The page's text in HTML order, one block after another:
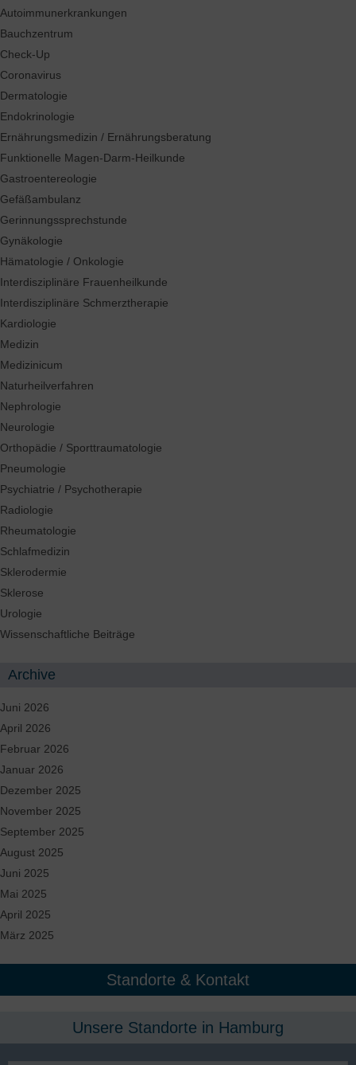
Autoimmunerkrankungen
Bauchzentrum
Check-Up
Coronavirus
Dermatologie
Endokrinologie
Ernährungsmedizin / Ernährungsberatung
Funktionelle Magen-Darm-Heilkunde
Gastroentereologie
Gefäßambulanz
Gerinnungssprechstunde
Gynäkologie
Hämatologie / Onkologie
Interdisziplinäre Frauenheilkunde
Interdisziplinäre Schmerztherapie
Kardiologie
Medizin
Medizinicum
Naturheilverfahren
Nephrologie
Neurologie
Orthopädie / Sporttraumatologie
Pneumologie
Psychiatrie / Psychotherapie
Radiologie
Rheumatologie
Schlafmedizin
Sklerodermie
Sklerose
Urologie
Wissenschaftliche Beiträge
Archive
Juni 2026
April 2026
Februar 2026
Januar 2026
Dezember 2025
November 2025
September 2025
August 2025
Juni 2025
Mai 2025
April 2025
März 2025
Standorte & Kontakt
Unsere Standorte in Hamburg​